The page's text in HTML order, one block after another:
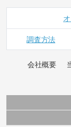
調査方法
会社概要
当サイトで公開されてい